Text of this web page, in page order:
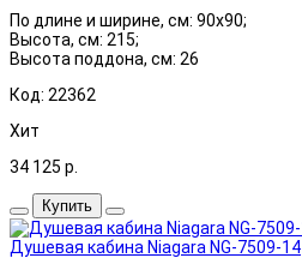
По длине и ширине, см: 90x90;
Высота, см: 215;
Высота поддона, см: 26
Код: 22362
Хит
34 125 р.
Купить
Душевая кабина Niagara NG-7509-14